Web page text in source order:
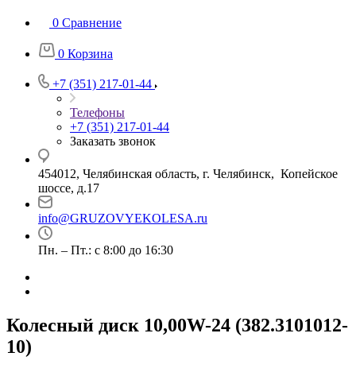
0 Сравнение
0 Корзина
+7 (351) 217-01-44
Телефоны
+7 (351) 217-01-44
Заказать звонок
454012, Челябинская область, г. Челябинск, Копейское
шоссе, д.17
info@GRUZOVYEKOLESA.ru
Пн. – Пт.: с 8:00 до 16:30
Колесный диск 10,00W-24 (382.3101012-
10)